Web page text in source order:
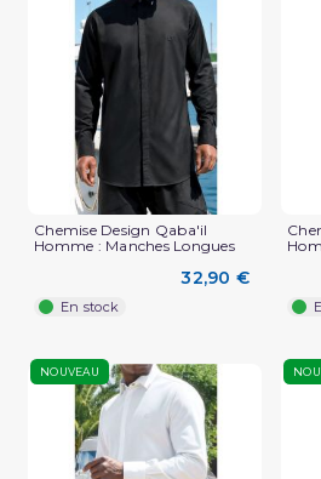
Chemise Design Qaba'il
Homme : Manches Longues
32,90 €
En stock
NOUVEAU